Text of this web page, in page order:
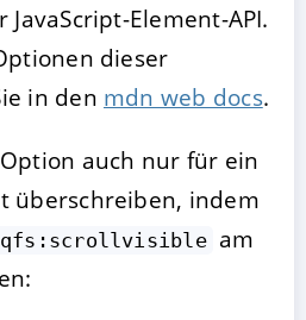
Element-API.
dieser
in den mdn web docs.
auch nur für ein
überschreiben, indem
qfs:scrollvisible am